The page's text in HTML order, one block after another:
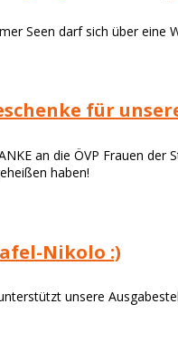
Seen darf sich über eine
für
an die ÖVP Frauen
haben!
Nikolo :)
unsere